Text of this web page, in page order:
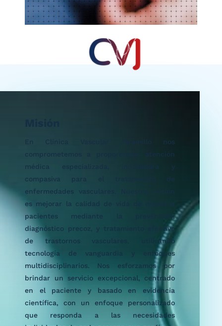
En Clínica Vascular Jaramillo nos
comprometemos a proporcionar atención
médica especializada, innovadora y
compasiva para el tratamiento de
enfermedades vasculares. Nuestra misión
es mejorar la calidad de vida de nuestros
pacientes mediante la prevención,
diagnóstico precoz, y tratamiento efectivo
de trastornos vasculares, utilizando
tecnología de vanguardia y enfoques
multidisciplinarios. Nos esforzamos por
brindar un servicio excepcional, centrado
en el paciente y basado en evidencia
científica, con un enfoque personalizado
que responda a las necesidades